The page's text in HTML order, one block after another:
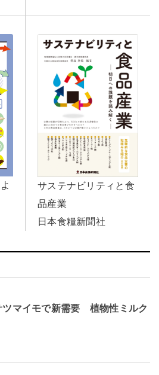
サステナビリティと食
品産業
日本食糧新聞社
ツマイモで新需要 植物性ミルク